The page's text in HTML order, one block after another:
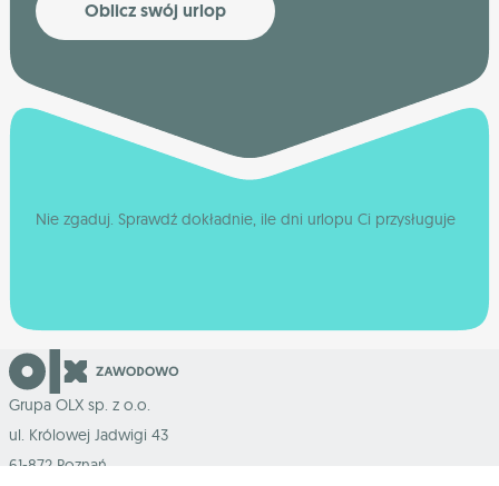
Oblicz swój urlop
Nie zgaduj. Sprawdź dokładnie, ile dni urlopu Ci przysługuje
Grupa OLX sp. z o.o.
ul. Królowej Jadwigi 43
61-872 Poznań